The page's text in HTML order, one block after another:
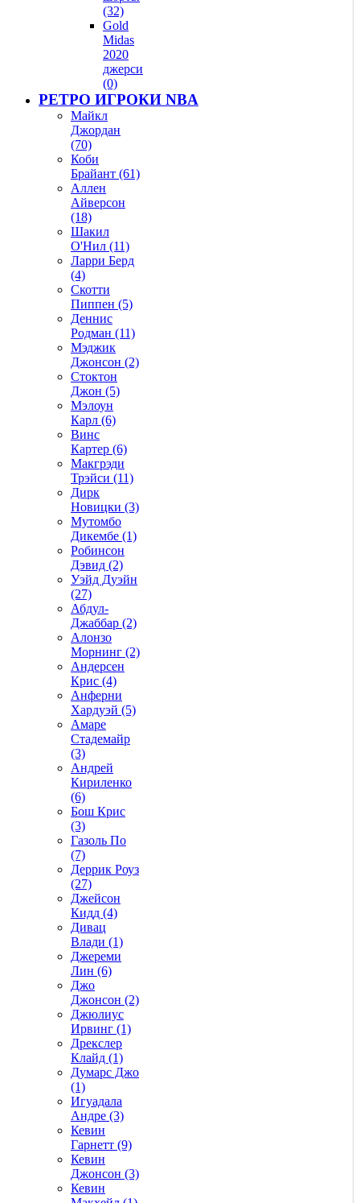
(32)
Gold
Midas
2020
джерси
(0)
РЕТРО ИГРОКИ NBA
Майкл
Джордан
(70)
Коби
Брайант (61)
Аллен
Айверсон
(18)
Шакил
О'Нил (11)
Ларри Берд
(4)
Скотти
Пиппен (5)
Деннис
Родман (11)
Мэджик
Джонсон (2)
Стоктон
Джон (5)
Мэлоун
Карл (6)
Винс
Картер (6)
Макгрэди
Трэйси (11)
Дирк
Новицки (3)
Мутомбо
Дикембе (1)
Робинсон
Дэвид (2)
Уэйд Дуэйн
(27)
Абдул-
Джаббар (2)
Алонзо
Морнинг (2)
Андерсен
Крис (4)
Анферни
Xардуэй (5)
Амаре
Стадемайр
(3)
Андрей
Кириленко
(6)
Бош Крис
(3)
Газоль По
(7)
Деррик Роуз
(27)
Джейсон
Кидд (4)
Дивац
Влади (1)
Джереми
Лин (6)
Джо
Джонсон (2)
Джюлиус
Ирвинг (1)
Дрекслер
Клайд (1)
Думарс Джо
(1)
Игуадала
Андре (3)
Кевин
Гарнетт (9)
Кевин
Джонсон (3)
Кевин